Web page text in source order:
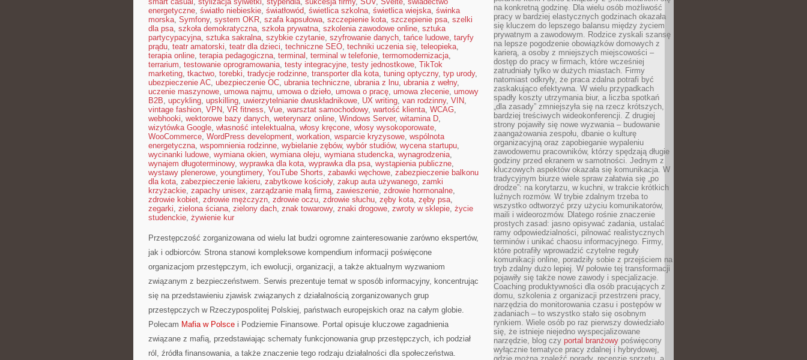
energetyczne, światło niebieskie, światłowód, świetlica szkolna, świetlica wiejska, świnka
morska, Symfony, system OKR, szafa kapsułowa, szczepienie kota, szczepienie psa, szelki
dla psa, szkoła demokratyczna, szkoła prywatna, szkolenia zawodowe online, sztuka
partycypacyjna, sztuka sakralna, szybkie czytanie, szyfrowanie danych, tańce ludowe, taryfy
prądu, teatr amatorski, teatr dla dzieci, techniczne SEO, techniki uczenia się, teleopieka,
terapia online, terapia pedagogiczna, terminal , terminal w telefonie, termomodernizacja,
terrarium, testowanie oprogramowania, testy integracyjne, testy jednostkowe, TikTok
marketing, tkactwo, torebki, tradycje rodzinne, transporter dla kota, tuning optyczny, typ urody,
ubezpieczenie AC, ubezpieczenie OC, ubrania techniczne, ubrania z lnu, ubrania z wełny,
uczenie maszynowe, umowa najmu, umowa o dzieło, umowa o pracę, umowa zlecenie, umowy
B2B, upcykling, upskilling, uwierzytelnianie dwuskładnikowe, UX writing, van rodzinny, VIN,
vintage fashion, VPN, VR fitness, Vue, warsztat samochodowy, wartość klienta, WCAG,
webhooki, wektorowe bazy danych, weterynarz online, Windows Server, witamina D,
wizytówka Google, własność intelektualna, włosy kręcone, włosy wysokoporowate,
WooCommerce, WordPress development, workation, wsparcie kryzysowe, wspólnota
energetyczna, wspomnienia rodzinne, wybielanie zębów, wybór studiów, wycena startupu,
wycinanki ludowe, wymiana okien, wymiana oleju, wymiana studencka, wynagrodzenia,
wynajem długoterminowy, wyprawka dla kota, wyprawka dla psa, wystąpienia publiczne,
wystawy plenerowe, youngtimery, YouTube Shorts, zabawki węchowe, zabezpieczenie balkonu
dla kota, zabezpieczenie lakieru, zabytkowe kościoły, zakup auta używanego, zamki
krzyżackie, zapachy unisex, zarządzanie małą firmą, zawieszenie, zdrowie hormonalne,
zdrowie kobiet, zdrowie mężczyzn, zdrowie oczu, zdrowie słuchu, zęby kota, zęby psa,
zegarki, zielona ściana, zielony dach, znak towarowy, znaki drogowe, zwroty w sklepie, życie
studenckie, żywienie kur
Przestępczość zorganizowana od wielu lat budzi ogromne zainteresowanie zarówno ekspertów,
jak i odbiorców. Strona stanowi kompleksowe kompendium informacji poświęcone
organizacjom przestępczym, ich ewolucji, organizacji, a także aktualnym wyzwaniom
związanym z bezpieczeństwem. Serwis prezentuje temat w sposób informacyjny, koncentrując
się na przedstawieniu zjawisk związanych z działalnością zorganizowanych grup
przestępczych w Rzeczypospolitej Polskiej, państwach europejskich oraz na całym globie.
Polecam Mafia w Polsce i Podziemie Finansowe. Portal opisuje kluczowe zagadnienia
związane z mafią, przedstawiając schematy funkcjonowania grup przestępczych, ich podział
ról, źródła finansowania, a także znaczenie tego rodzaju działalności dla społeczeństwa.
na konkretną godzinę. Dla wielu osób możliwość
pracy w bardziej elastycznych godzinach okazała
się kluczem do lepszego balansu między życiem
prywatnym a zawodowym. Rodzice zyskali szansę
na lepsze pogodzenie obowiązków domowych z
karierą, a osoby z mniejszych miejscowości –
dostęp do pracy w firmach, które wcześniej
zatrudniały tylko w dużych miastach. Firmy
natomiast odkryły, że praca zdalna potrafi być
zaskakująco efektywna. W wielu przypadkach
spadły koszty utrzymania biur, a liczba spotkań
„dla zasady” zmniejszyła się na rzecz krótszych,
bardziej treściwych wideokonferencji. Z drugiej
strony pojawiły się nowe wyzwania – budowanie
zaangażowania zespołu, dbanie o kulturę
organizacyjną oraz zapobieganie wypaleniu
zawodowemu pracowników, którzy spędzają długie
godziny przed ekranem w samotności. Jednym z
kluczowych aspektów okazała się komunikacja. W
tradycyjnym biurze wiele spraw załatwia się „po
drodze”: na korytarzu, w kuchni, w trakcie krótkich
luźnych rozmów. W trybie zdalnym trzeba to
wszystko odtworzyć przy użyciu komunikatorów,
maili i wideorozmów. Dlatego rośnie znaczenie
prostych zasad: jasno opisywać zadania, ustalać
ramy odpowiedzialności, pilnować realistycznych
terminów i unikać chaosu informacyjnego. Firmy,
które potrafiły wprowadzić czytelne reguły
komunikacji online, poradziły sobie z przejściem na
tryb zdalny dużo lepiej. W połowie tej transformacji
pojawiły się także nowe zawody i specjalizacje.
Coaching produktywności dla osób pracujących z
domu, szkolenia z organizacji przestrzeni pracy,
narzędzia do monitorowania czasu i postępów w
zadaniach – to wszystko stało się osobnym
rynkiem. Wiele osób po raz pierwszy dowiedziało
się, że istnieje niejedno wyspecjalizowane
narzędzie, blog czy portal branżowy poświęcony
wyłącznie tematyce pracy zdalnej i hybrydowej,